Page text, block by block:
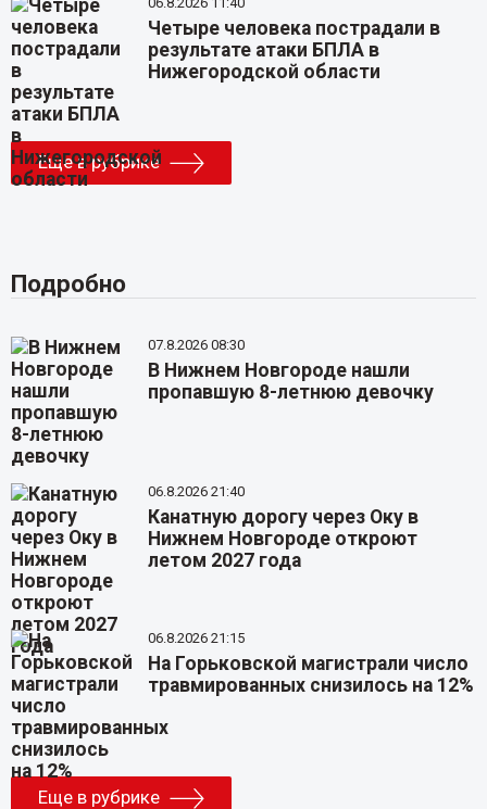
Четыре человека пострадали в
результате атаки БПЛА в
Нижегородской области
Еще в рубрике
Подробно
07.8.2026 08:30
В Нижнем Новгороде нашли
пропавшую 8-летнюю девочку
06.8.2026 21:40
Канатную дорогу через Оку в
Нижнем Новгороде откроют
летом 2027 года
06.8.2026 21:15
На Горьковской магистрали число
травмированных снизилось на 12%
Еще в рубрике